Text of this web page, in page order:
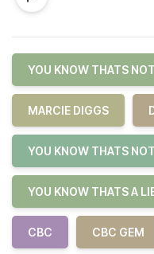
YOU KNOW THATS
MARCIE DIGGS
YOU KNOW THATS
YOU KNOW THATS A
CBC CBC GEM